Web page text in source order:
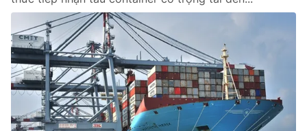
Nhân vật
Khán giả
Giải sao mai
Âm nhạc
Sao
Đời sống
Du lịch
Làm đẹp
Chất lượng cuộc sống
Giáo dục
Tuyển sinh
Học trực tuyến
Công nghệ
Hitech Công nghệ tương lai
Giao lưu trực tuyến